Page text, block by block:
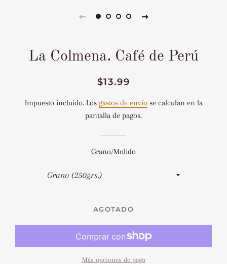
La Colmena. Café de Perú
Precio
Precio
venta
$13.99
Impuesto incluido. Los gastos de envío se calculan en la
pantalla de pagos.
Grano/Molido
AGOTADO
Más opciones de pago